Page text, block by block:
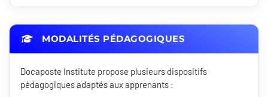
MODALITÉS PÉDAGOGIQUES
Docaposte Institute propose plusieurs dispositifs
pédagogiques adaptés aux apprenants :